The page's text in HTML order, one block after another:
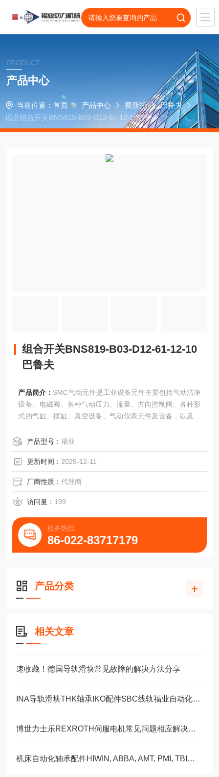
PRODUCT
产品中心
当前位置： 首页 产品中心 费斯托
巴鲁夫
福业组合开关BNS819-B03-D12-61-12-10巴鲁夫
组合开关BNS819-B03-D12-61-12-10
巴鲁夫
产品简介： SMC气动元件是工业设备元件主要包括气动洁净
设备、电磁阀、各种气动压力、流量、方向控制阀、各种形
式的气缸、摆缸、真空设备、气动仪表元件及设备，以及其
组合开关BNS819-B03-D12-61-12-10巴鲁夫
产品型号：福业
更新时间： 2025-12-11
厂商性质：代理商
访问量： 199
服务热线
86-022-83717179
产品分类
相关文章
速收藏！德国导轨滑块常见故障的解决方法分享
INA导轨滑块THK轴承IKO配件SBC线轨福业自动化选型
博世力士乐REXROTH伺服电机常见问题相应解决方法分享
机床自动化轴承配件HIWIN, ABBA, AMT, PMI, TBI滑块导轨丝杠